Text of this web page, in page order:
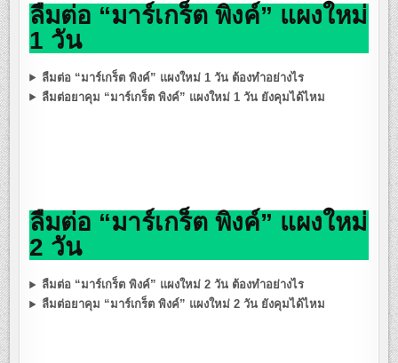
ลืมต่อ “มาร์เกร็ต พิงค์” แผงใหม่
1 วัน
ลืมต่อ “มาร์เกร็ต พิงค์” แผงใหม่ 1 วัน ต้องทำอย่างไร
ลืมต่อยาคุม “มาร์เกร็ต พิงค์” แผงใหม่ 1 วัน ยังคุมได้ไหม
ลืมต่อ “มาร์เกร็ต พิงค์” แผงใหม่
2 วัน
ลืมต่อ “มาร์เกร็ต พิงค์” แผงใหม่ 2 วัน ต้องทำอย่างไร
ลืมต่อยาคุม “มาร์เกร็ต พิงค์” แผงใหม่ 2 วัน ยังคุมได้ไหม